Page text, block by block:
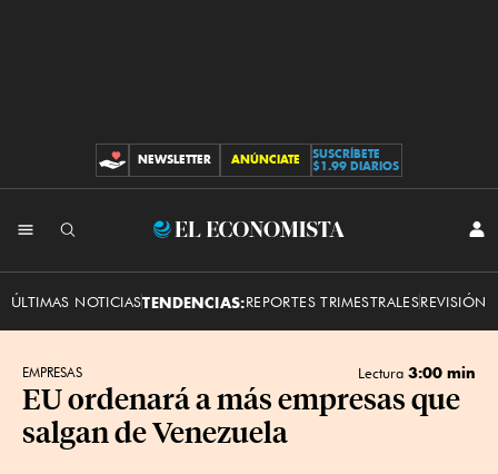
CONTRIBUCIONES
NEWSLETTER ANÚNCIATE
SUSCRÍBETE
$1.99 DIARIOS
El
ÚLTIMAS NOTICIASTENDENCIAS:REPORTES TRIMESTRALESREVISIÓN
EMPRESAS Lectura 3:00 min
EU ordenará a más empresas que
salgan de Venezuela